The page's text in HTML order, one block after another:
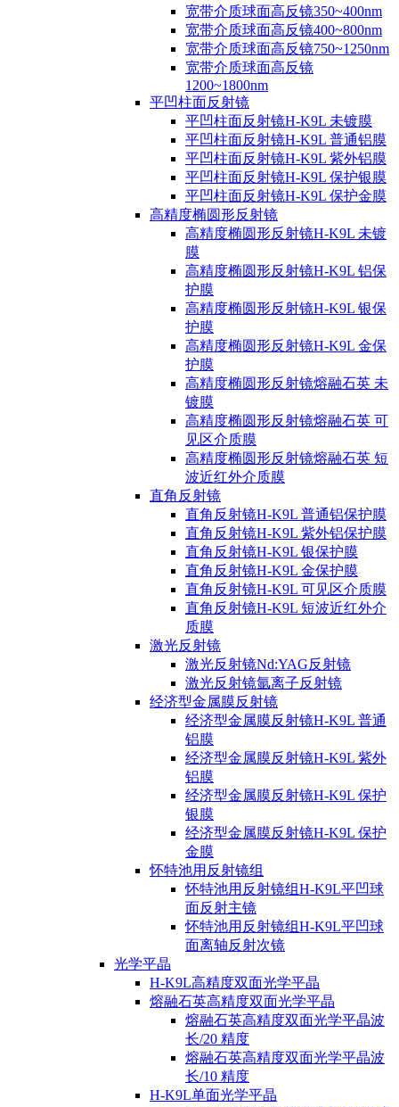
宽带介质球面高反镜350~400nm
宽带介质球面高反镜400~800nm
宽带介质球面高反镜750~1250nm
宽带介质球面高反镜
1200~1800nm
平凹柱面反射镜
平凹柱面反射镜H-K9L 未镀膜
平凹柱面反射镜H-K9L 普通铝膜
平凹柱面反射镜H-K9L 紫外铝膜
平凹柱面反射镜H-K9L 保护银膜
平凹柱面反射镜H-K9L 保护金膜
高精度椭圆形反射镜
高精度椭圆形反射镜H-K9L 未镀
膜
高精度椭圆形反射镜H-K9L 铝保
护膜
高精度椭圆形反射镜H-K9L 银保
护膜
高精度椭圆形反射镜H-K9L 金保
护膜
高精度椭圆形反射镜熔融石英 未
镀膜
高精度椭圆形反射镜熔融石英 可
见区介质膜
高精度椭圆形反射镜熔融石英 短
波近红外介质膜
直角反射镜
直角反射镜H-K9L 普通铝保护膜
直角反射镜H-K9L 紫外铝保护膜
直角反射镜H-K9L 银保护膜
直角反射镜H-K9L 金保护膜
直角反射镜H-K9L 可见区介质膜
直角反射镜H-K9L 短波近红外介
质膜
激光反射镜
激光反射镜Nd:YAG反射镜
激光反射镜氩离子反射镜
经济型金属膜反射镜
经济型金属膜反射镜H-K9L 普通
铝膜
经济型金属膜反射镜H-K9L 紫外
铝膜
经济型金属膜反射镜H-K9L 保护
银膜
经济型金属膜反射镜H-K9L 保护
金膜
怀特池用反射镜组
怀特池用反射镜组H-K9L平凹球
面反射主镜
怀特池用反射镜组H-K9L平凹球
面离轴反射次镜
光学平晶
H-K9L高精度双面光学平晶
熔融石英高精度双面光学平晶
熔融石英高精度双面光学平晶波
长/20 精度
熔融石英高精度双面光学平晶波
长/10 精度
H-K9L单面光学平晶